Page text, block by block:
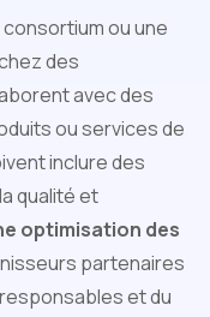
ou une
des
avec des
ou services de
inclure des
qualité et
optimisation des
partenaires
et du